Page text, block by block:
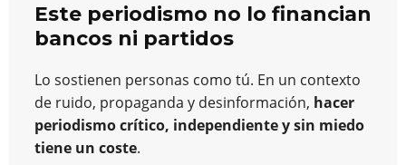
Este periodismo no lo financian
bancos ni partidos
Lo sostienen personas como tú. En un contexto
de ruido, propaganda y desinformación, hacer
periodismo crítico, independiente y sin miedo
tiene un coste.